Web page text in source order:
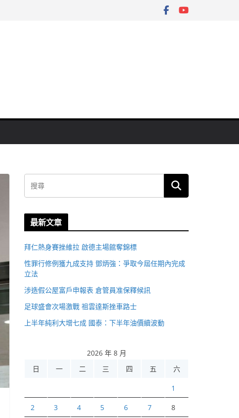
最新文章
拜仁熱身賽挫維拉 啟德主場館奪錦標
性罪行修例獲九成支持 鄧炳強：爭取今屆任期內完成
立法
涉造假公屋富戶申報表 倉管員准保釋候訊
足球盛會次場激戰 祖雲達斯挫車路士
上半年純利大增七成 國泰：下半年油價續波動
2026 年 8 月
日
一 二 三 四 五 六
1
2 3 4 5 6 7 8